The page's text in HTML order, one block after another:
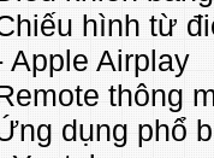
hình từ
Apple Airplay
thông
dụng phổ